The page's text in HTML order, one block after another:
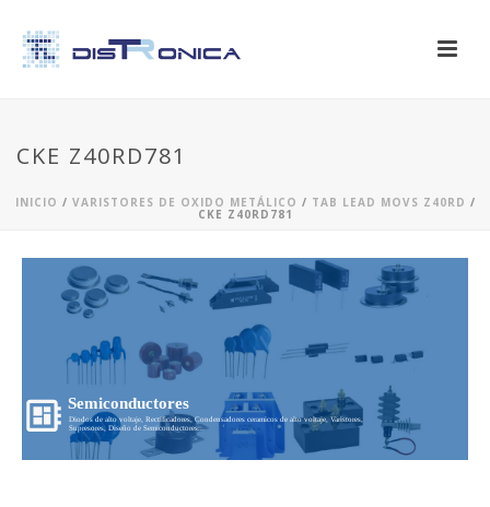
CKE Z40RD781
INICIO / VARISTORES DE OXIDO METÁLICO / TAB LEAD MOVS Z40RD /
CKE Z40RD781
Semiconductores
Diodos de alto voltaje, Rectificadores, Condensadores ceramicos de alto voltaje, Varistores,
Supresores, Diseño de Semiconductores...